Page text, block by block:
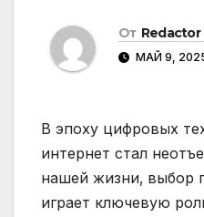
От Redactor
МАЙ 9,
В эпоху цифровых
интернет стал
нашей жизни‚ выбор
играет ключевую